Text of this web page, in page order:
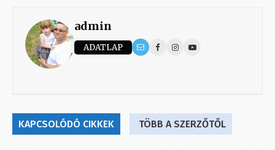
admin
ADATLAP
KAPCSOLÓDÓ CIKKEK TÖBB A SZERZŐTŐL